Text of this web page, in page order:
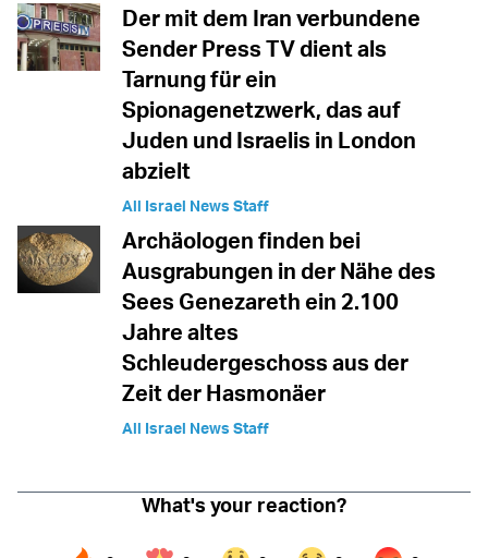
Der mit dem Iran verbundene
Sender Press TV dient als
Tarnung für ein
Spionagenetzwerk, das auf
Juden und Israelis in London
abzielt
All Israel News Staff
Archäologen finden bei
Ausgrabungen in der Nähe des
Sees Genezareth ein 2.100
Jahre altes
Schleudergeschoss aus der
Zeit der Hasmonäer
All Israel News Staff